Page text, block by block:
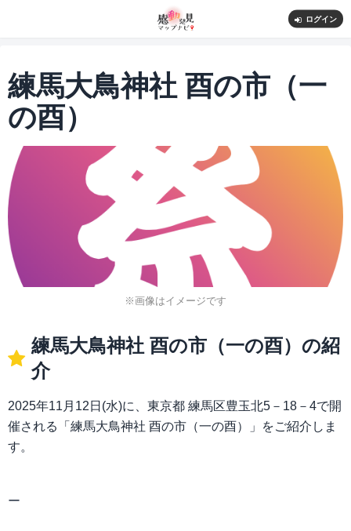
ログイン
練馬大鳥神社 酉の市（一
の酉）
※画像はイメージです
練馬大鳥神社 酉の市（一の酉）の紹
介
2025年11月12日(水)に、東京都 練馬区豊玉北5－18－4で開
催される「練馬大鳥神社 酉の市（一の酉）」をご紹介しま
す。
ー